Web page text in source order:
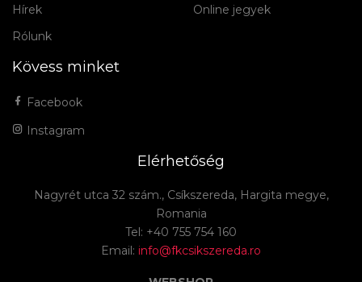
Hírek
Rólunk
Online jegyek
Kövess minket
Facebook
Instagram
Elérhetőség
Nagyrét utca 32 szám., Csíkszereda, Hargita megye,
Romania
Tel: +40 755 754 160
Email: info@fkcsikszereda.ro